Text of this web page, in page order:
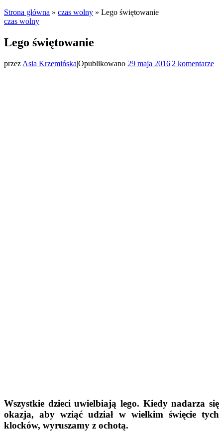
Strona główna » czas wolny » Lego świętowanie
czas wolny
Lego świętowanie
przez Asia Krzemińska|Opublikowano 29 maja 2016|2 komentarze
Wszystkie dzieci uwielbiają lego. Kiedy nadarza się
okazja, aby wziąć udział w wielkim święcie tych
klocków, wyruszamy z ochotą.